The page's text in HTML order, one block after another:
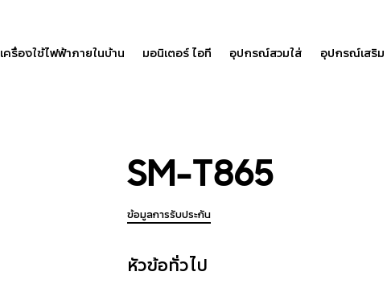
เครื่องใช้ไฟฟ้าภายในบ้าน มอนิเตอร์ ไอที อุปกรณ์สวมใส่ อุปกรณ์เสริม
SM-T865
ข้อมูลการรับประกัน
หัวข้อทั่วไป